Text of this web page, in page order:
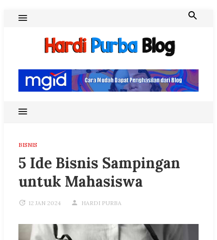
BISNIS
5 Ide Bisnis Sampingan
untuk Mahasiswa
12 JAN 2024 HARDI PURBA